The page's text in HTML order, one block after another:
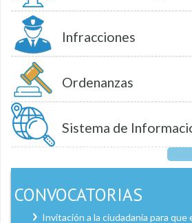
Infracciones
Ordenanzas
Sistema de
CONVOCATORIAS
Invitación a la ciudadanía para